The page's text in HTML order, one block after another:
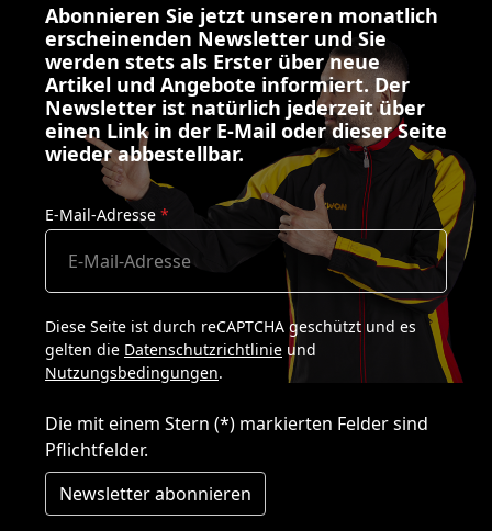
Abonnieren Sie jetzt unseren monatlich
erscheinenden Newsletter und Sie
werden stets als Erster über neue
Artikel und Angebote informiert. Der
Newsletter ist natürlich jederzeit über
einen Link in der E-Mail oder dieser Seite
wieder abbestellbar.
E-Mail-Adresse *
Diese Seite ist durch reCAPTCHA geschützt und es
gelten die Datenschutzrichtlinie und
Nutzungsbedingungen.
Die mit einem Stern (*) markierten Felder sind
Pflichtfelder.
Newsletter abonnieren